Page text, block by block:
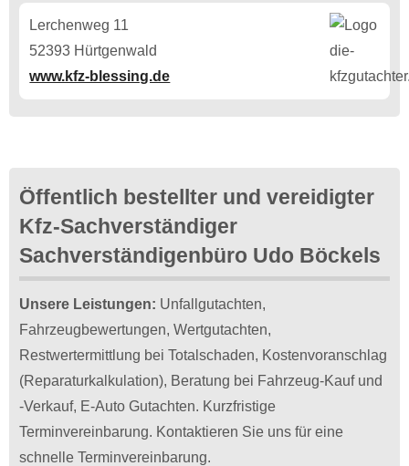
Lerchenweg 11
52393 Hürtgenwald
www.kfz-blessing.de
Öffentlich bestellter und vereidigter
Kfz-Sachverständiger
Sachverständigenbüro Udo Böckels
Unsere Leistungen: Unfallgutachten,
Fahrzeugbewertungen, Wertgutachten,
Restwertermittlung bei Totalschaden, Kostenvoranschlag
(Reparaturkalkulation), Beratung bei Fahrzeug-Kauf und
-Verkauf, E-Auto Gutachten. Kurzfristige
Terminvereinbarung. Kontaktieren Sie uns für eine
schnelle Terminvereinbarung.